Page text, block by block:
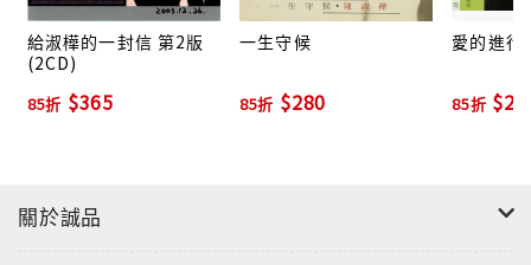
給淑樺的一封信 第2版
(2CD)
85折 $365
一生守候
85折 $280
愛的進行
85折
關於誠品